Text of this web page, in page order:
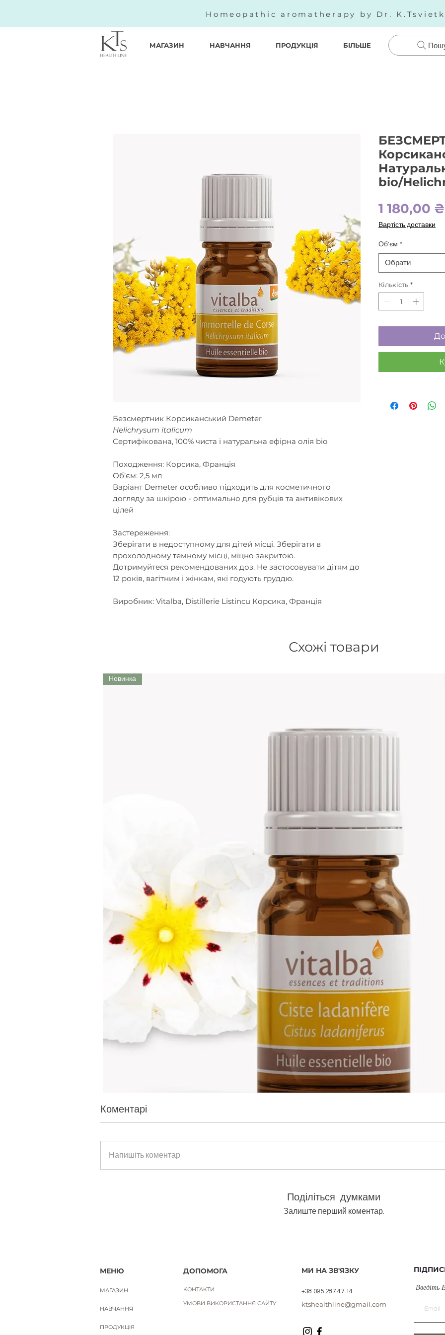
Homeopathic aromatherapy by Dr.
МАГАЗИН НАВЧАННЯ ПРОДУКЦІЯ БІЛЬШЕ
Безсмертник Корсиканський Demeter
Helichrysum italicum
Сертифікована, 100% чиста і натуральна ефірна олія bio
Походження: Корсика, Франція
Об’єм: 2,5 мл
Варіант Demeter особливо підходить для косметичного
догляду за шкірою - оптимально для рубців та антивікових
цілей
Застереження:
Зберігати в недоступному для дітей місці. Зберігати в
прохолодному темному місці, міцно закритою.
Дотримуйтеся рекомендованих доз. Не застосовувати дітям до
12 років, вагітним і жінкам, які годують груддю.
Виробник: Vitalba, Distillerie Listincu Корсика, Франція
bio/
1 180,00 ₴
Вартість доставки
Об'єм *
Обрати
Кількість *
Схожі товари
Новинка
Коментарі
Напишіть коментар
Поділіться думками
Залиште перший коментар.
МЕНЮ
МАГАЗИН
НАВЧАННЯ
ПРОДУКЦІЯ
ДОПОМОГА
КОНТАКТИ
УМОВИ ВИКОРИСТАННЯ САЙТУ
МИ НА ЗВ'ЯЗКУ
+38 095 287 47 14
ktshealthline@gmail.com
Введіть